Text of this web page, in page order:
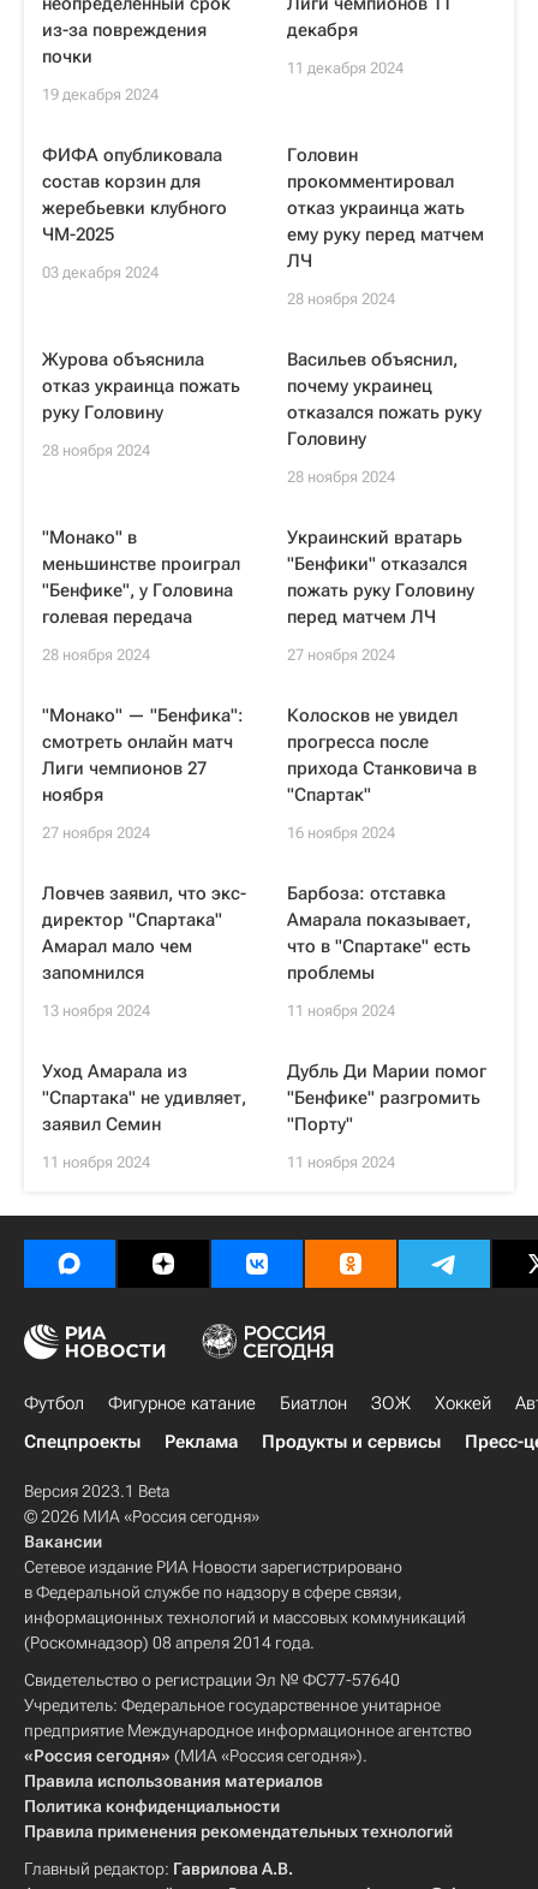
из-за повреждения
почки
19 декабря 2024
декабря
11 декабря 2024
ФИФА опубликовала
состав корзин для
жеребьевки клубного
ЧМ-2025
03 декабря 2024
Головин
прокомментировал
отказ украинца жать
ему руку перед матчем
ЛЧ
28 ноября 2024
Журова объяснила
отказ украинца пожать
руку Головину
28 ноября 2024
Васильев объяснил,
почему украинец
отказался пожать руку
Головину
28 ноября 2024
"Монако" в
меньшинстве проиграл
"Бенфике", у Головина
голевая передача
28 ноября 2024
Украинский вратарь
"Бенфики" отказался
пожать руку Головину
перед матчем ЛЧ
27 ноября 2024
"Монако" — "Бенфика":
смотреть онлайн матч
Лиги чемпионов 27
ноября
27 ноября 2024
Колосков не увидел
прогресса после
прихода Станковича в
"Спартак"
16 ноября 2024
Ловчев заявил, что экс-
директор "Спартака"
Амарал мало чем
запомнился
13 ноября 2024
Барбоза: отставка
Амарала показывает,
что в "Спартаке" есть
проблемы
11 ноября 2024
Уход Амарала из
"Спартака" не удивляет,
заявил Семин
11 ноября 2024
Дубль Ди Марии помог
"Бенфике" разгромить
"Порту"
11 ноября 2024
Футбол Фигурное катание Биатлон ЗОЖ Хоккей
Спецпроекты
Реклама Продукты и сервисы Пресс-
Версия 2023.1 Beta
© 2026 МИА «Россия сегодня»
Вакансии
Сетевое издание РИА Новости зарегистрировано
в Федеральной службе по надзору в сфере связи,
информационных технологий и массовых коммуникаций
(Роскомнадзор) 08 апреля 2014 года.
Свидетельство о регистрации Эл № ФС77-57640
Учредитель: Федеральное государственное унитарное
предприятие Международное информационное агентство
«Россия сегодня» (МИА «Россия сегодня»).
Правила использования материалов
Политика конфиденциальности
Правила применения рекомендательных технологий
Главный редактор: Гаврилова А.В.